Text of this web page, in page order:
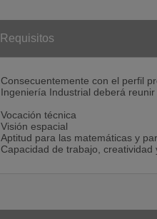
2420
Ampliación de Análisis Matemático
Ob
Electrotécnia y Máquinas
Tr
Primer Cuatrimestre Carácter*
2423
Fundamentos de Ciencias
Tr
Electromagnetismo
Requisitos
Consecuentemente con el perfil
Ingeniería Industrial deberá
Vocación técnica
Visión espacial
Aptitud para las matemáticas y
Capacidad de trabajo, creatividad